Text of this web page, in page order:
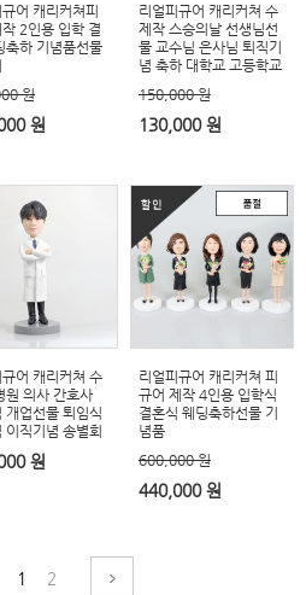
어 캐리커쳐피
2인용 입학 결
축하 기념품선물
원
원
리얼피규어 캐리커쳐 수
제작 스승의날 선생님선
물 교수님 은사님 퇴직기
념 축하 대학교 고등학교
150,000 원
130,000 원
규어 캐리커쳐 수
원 의사 간호사
개업선물 퇴임식
이직기념 송별회
원
리얼피규어 캐리커쳐 피
규어 제작 4인용 입학식
결혼식 웨딩축하선물 기
념품
600,000 원
440,000 원
1 2